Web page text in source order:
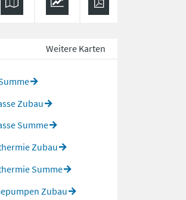
Weitere Karten
Zubau
Summe
Zubau
Summe
Zubau